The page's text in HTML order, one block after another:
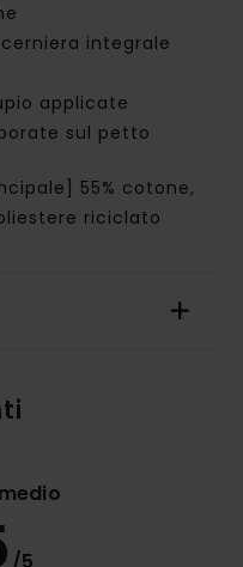
integrale
applicate
sul petto
55% cotone,
riciclato